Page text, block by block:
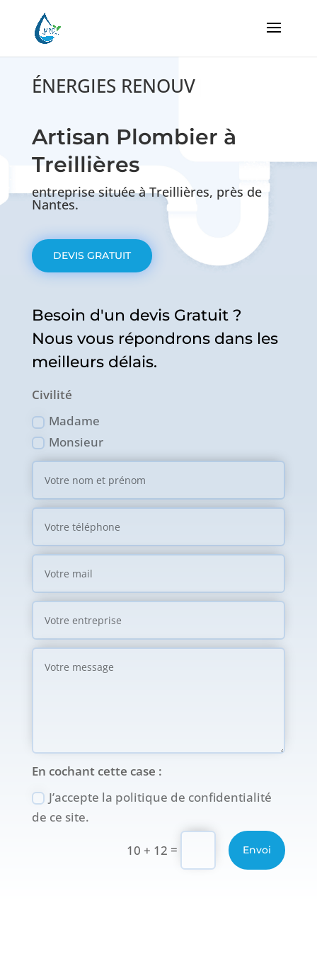
ÉNERGIES RENOUVELAB
Artisan Plombier à
Treillières
entreprise située à Treillières, près de
Nantes.
DEVIS GRATUIT
Besoin d'un devis Gratuit ?
Nous vous répondrons dans les
meilleurs délais.
Civilité
Madame
Monsieur
En cochant cette case :
J’accepte la politique de confidentialité
de ce site.
10 + 12 = Envoi